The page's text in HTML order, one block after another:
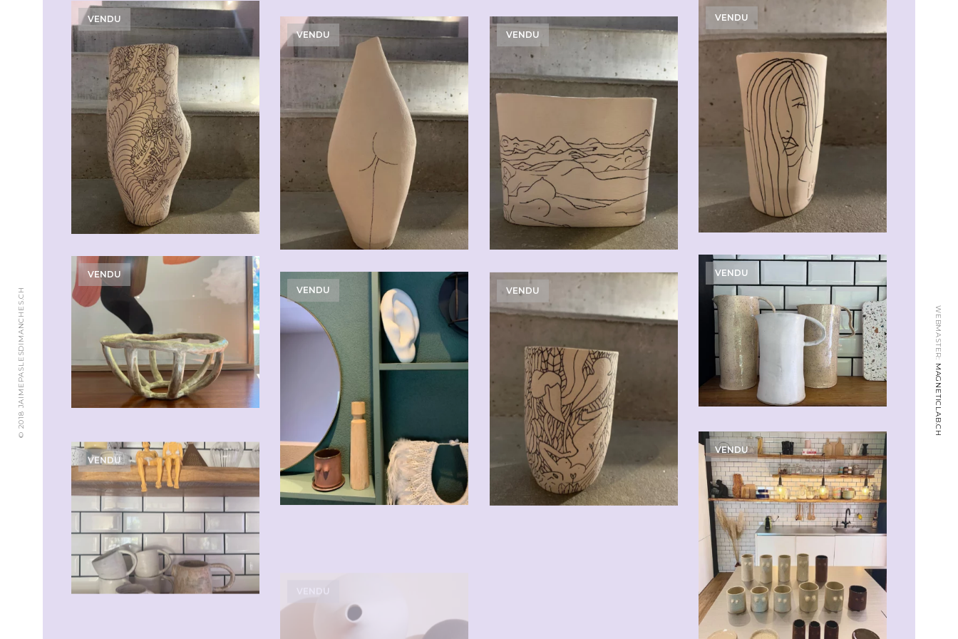
© 2018 JAIMEPASLESDIMANCHES.CH WEBMASTER:
MAGNETICLAB.CH
VENDU
VENDU
VENDU
VENDU
VENDU
VENDU
VENDU
VENDU
VENDU
VENDU